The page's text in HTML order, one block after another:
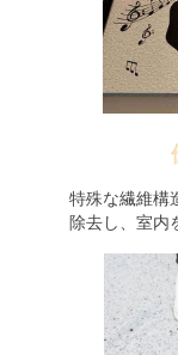
特殊な繊維構
除去し、室内